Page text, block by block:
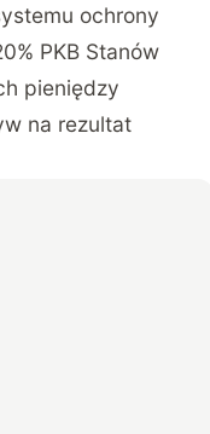
ochrony
PKB Stanów
pieniędzy
na rezultat